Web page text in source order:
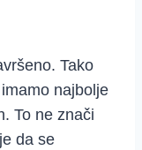
Tako
najbolje
To ne znači
da se